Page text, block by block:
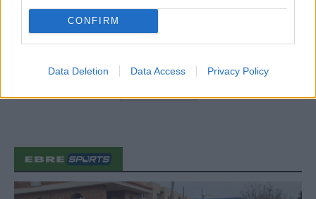
CONFIRM
Data Deletion Data Access Privacy Policy
Caçadors de subvencions